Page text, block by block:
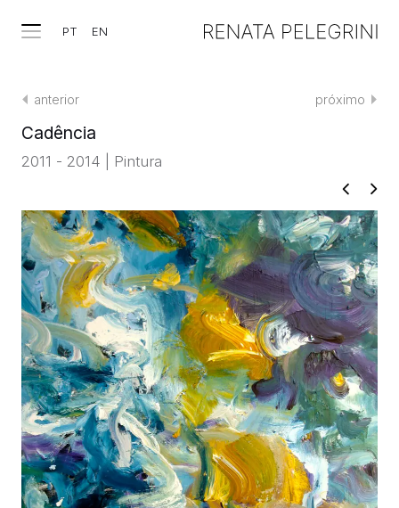
PT EN
TRABALHOS
EXPOSIÇÕES
anterior próximo
Cadência
2011 - 2014 | Pintura